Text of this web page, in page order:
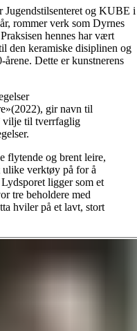
og KUBE i
rommer verk som Dyrnes
hennes har vært
den keramiske disiplinen og
Dette er kunstnerens
gir navn til
vilje til tverrfaglig
flytende og brent leire,
ulike verktøy på for å
ligger som et
tre beholdere med
hviler på et lavt, stort